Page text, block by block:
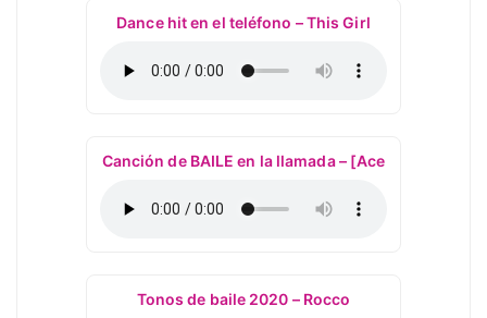
Dance hit en el teléfono – This Girl
Canción de BAILE en la llamada – [Ace
Tonos de baile 2020 – Rocco